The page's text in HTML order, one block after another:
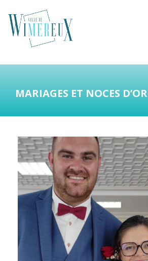
MARIAGES ET NOCES D’OR